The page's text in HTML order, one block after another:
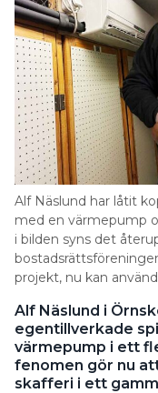
Alf Näslund har låtit
med en värmepump
i bilden syns det
projekt, nu kan
Alf Näslund i
egentillverkade
värmepump i ett
fenomen gör nu
skafferi i ett